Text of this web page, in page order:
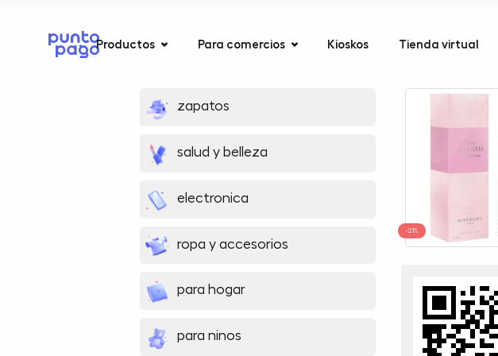
Productos Para comercios Kioskos Tienda virtual
zapatos
salud y belleza
electronica
ropa y accesorios
para hogar
para ninos
-21%